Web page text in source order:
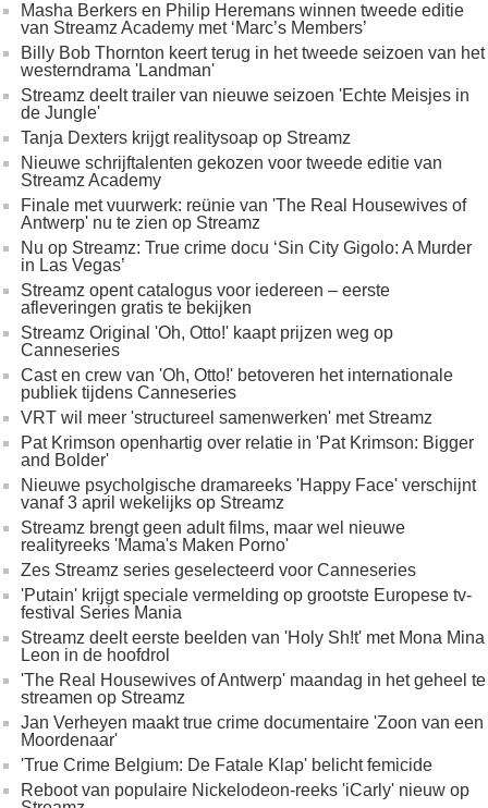
Masha Berkers en Philip Heremans winnen tweede editie
van Streamz Academy met ‘Marc’s Members’
Billy Bob Thornton keert terug in het tweede seizoen van het
westerndrama 'Landman'
Streamz deelt trailer van nieuwe seizoen 'Echte Meisjes in
de Jungle'
Tanja Dexters krijgt realitysoap op Streamz
Nieuwe schrijftalenten gekozen voor tweede editie van
Streamz Academy
Finale met vuurwerk: reünie van 'The Real Housewives of
Antwerp' nu te zien op Streamz
Nu op Streamz: True crime docu ‘Sin City Gigolo: A Murder
in Las Vegas’
Streamz opent catalogus voor iedereen – eerste
afleveringen gratis te bekijken
Streamz Original 'Oh, Otto!' kaapt prijzen weg op
Canneseries
Cast en crew van 'Oh, Otto!' betoveren het internationale
publiek tijdens Canneseries
VRT wil meer 'structureel samenwerken' met Streamz
Pat Krimson openhartig over relatie in 'Pat Krimson: Bigger
and Bolder'
Nieuwe psycholgische dramareeks 'Happy Face' verschijnt
vanaf 3 april wekelijks op Streamz
Streamz brengt geen adult films, maar wel nieuwe
realityreeks 'Mama's Maken Porno'
Zes Streamz series geselecteerd voor Canneseries
'Putain' krijgt speciale vermelding op grootste Europese tv-
festival Series Mania
Streamz deelt eerste beelden van 'Holy Sh!t' met Mona Mina
Leon in de hoofdrol
'The Real Housewives of Antwerp' maandag in het geheel te
streamen op Streamz
Jan Verheyen maakt true crime documentaire 'Zoon van een
Moordenaar'
'True Crime Belgium: De Fatale Klap' belicht femicide
Reboot van populaire Nickelodeon-reeks 'iCarly' nieuw op